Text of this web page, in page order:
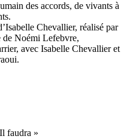
des accords, de vivants à
Chevallier, réalisé par
de Noémi Lefebvre,
avec Isabelle Chevallier et
faudra »